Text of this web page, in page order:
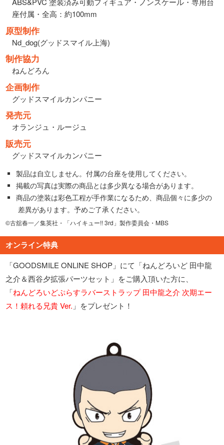
座付属・全高：約100mm
原型制作
Nd_dog(グッドスマイル上海)
制作協力
ねんどろん
企画制作
グッドスマイルカンパニー
発売元
オランジュ・ルージュ
販売元
グッドスマイルカンパニー
製品は自立しません。付属の台座を使用してください。
掲載の写真は実際の商品とは多少異なる場合があります。
商品の塗装は彩色工程が手作業になるため、商品個々に多少の
差異があります。予めご了承ください。
©古舘春一／集英社・「ハイキュー!! 3rd」製作委員会・MBS
オンライン特典
「GOODSMILE ONLINE SHOP」にて「ねんどろいど 田中龍
之介＆西谷夕拡張パーツセット」をご購入頂いた方に、
「ねんどろいどぷらすラバーストラップ 田中龍之介 次期エー
ス！頼れる兄貴 Ver. 」をプレゼント！